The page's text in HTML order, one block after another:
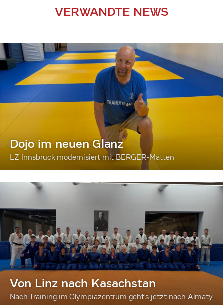
VERWANDTE NEWS
Dojo im neuen Glanz
LZ Innsbruck modernisiert mit BERGER-Matten
Von Linz nach Kasachstan
Nach Training im Olympiazentrum geht's jetzt nach Almaty